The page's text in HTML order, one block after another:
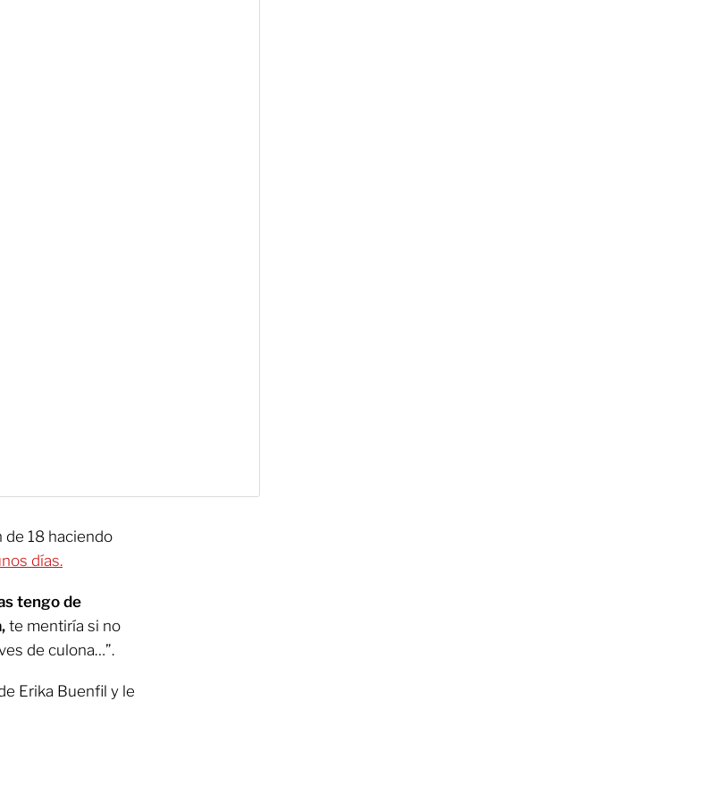
de 18 haciendo
días.
tengo de
te mentiría si no
de culona…”.
Erika Buenfil y le